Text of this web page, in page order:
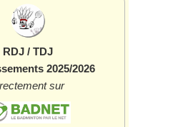
RDJ / TDJ
2025/2026
sur